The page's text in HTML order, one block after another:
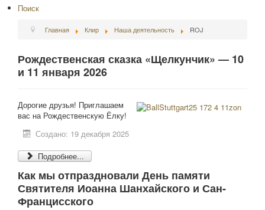
Поиск
Главная Клир Наша деятельность ROJ
Рождественская сказка «Щелкунчик» — 10
и 11 января 2026
Дорогие друзья! Приглашаем
вас на Рождественскую Ёлку!
Создано: 19 декабря 2025
Подробнее...
Как мы отпраздновали День памяти
Святителя Иоанна Шанхайского и Сан-
Францисского